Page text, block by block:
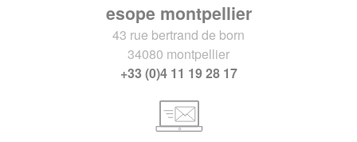
esope montpellier
43 rue bertrand de born
34080 montpellier
+33 (0)4 11 19 28 17